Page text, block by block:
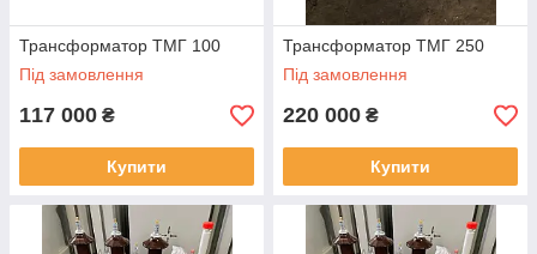
Трансформатор ТМГ 100
Під замовлення
117 000 ₴
Купити
Трансформатор ТМГ 250
Під замовлення
220 000 ₴
Купити